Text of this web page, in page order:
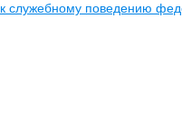
поведению